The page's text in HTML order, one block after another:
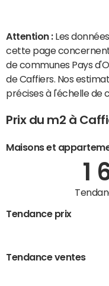
Attention : Les
cette page
de communes Pays
de Caffiers. Nos
précises à l'échelle de
Prix du m2 à
Maisons et
1
Tendance prix
Tendance ventes